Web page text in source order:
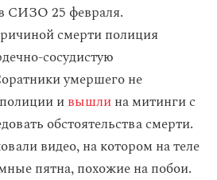
СИЗО 25 февраля.
смерти полиция
сосудистую
умершего не
ивышлина митинги с
обстоятельства смерти.
видео, на котором на теле
пятна, похожие на побои.